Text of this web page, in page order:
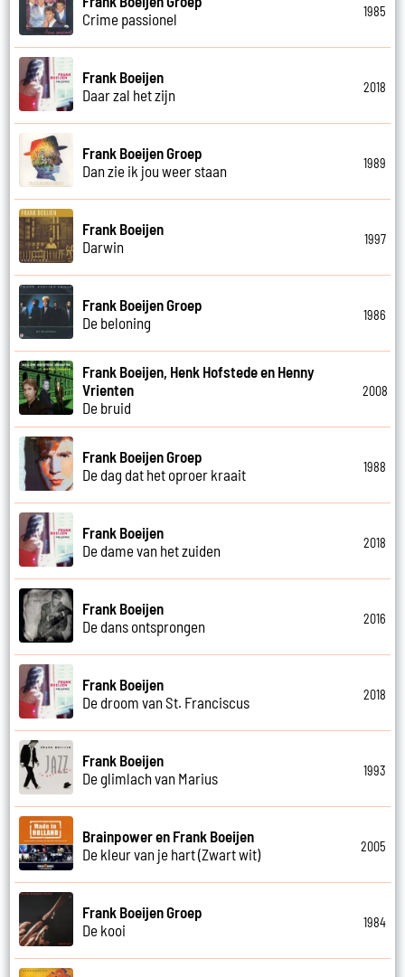
Crime passionel
1985
Frank Boeijen
Daar zal het zijn
2018
Frank Boeijen Groep
Dan zie ik jou weer staan
1989
Frank Boeijen
Darwin
1997
Frank Boeijen Groep
De beloning
1986
Frank Boeijen, Henk Hofstede en Henny
Vrienten
De bruid
2008
Frank Boeijen Groep
De dag dat het oproer kraait
1988
Frank Boeijen
De dame van het zuiden
2018
Frank Boeijen
De dans ontsprongen
2016
Frank Boeijen
De droom van St. Franciscus
2018
Frank Boeijen
De glimlach van Marius
1993
Brainpower en Frank Boeijen
De kleur van je hart (Zwart wit)
2005
Frank Boeijen Groep
De kooi
1984